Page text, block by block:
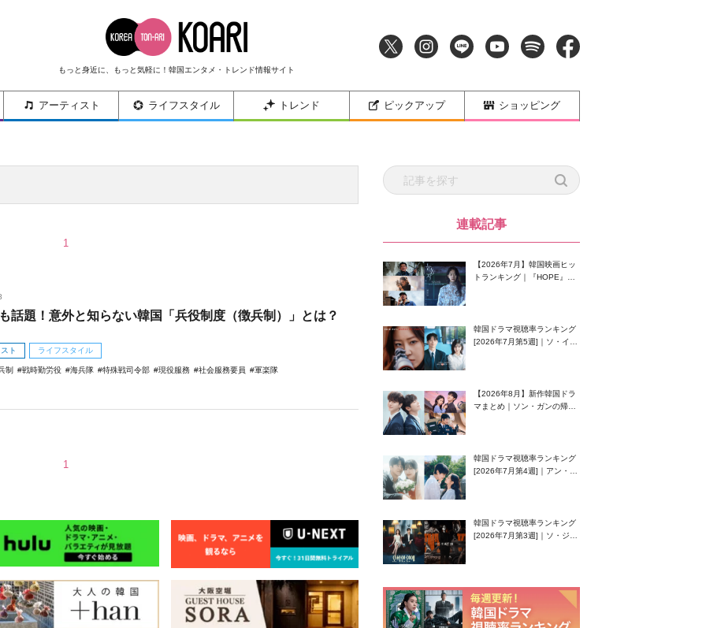
もっと身近に、もっと気軽に！韓国エンタメ・トレンド情報サイト
アーティスト ライフスタイル トレンド ピックアップ ショッピング
1
話題！意外と知らない韓国「兵役制度（徴兵制）」とは？
ト ライフスタイル
制 戦時勤労役 海兵隊 特殊戦司令部 現役服務 社会服務要員 軍楽隊
1
連載記事
【2026年7月】韓国映画ヒッ
トランキング｜『HOPE』が
韓国ドラマ視聴率ランキング
[2026年7月第5週]｜ソ・イン
【2026年8月】新作韓国ドラ
マまとめ｜ソン・ガンの帰
韓国ドラマ視聴率ランキング
[2026年7月第4週]｜アン・ヒ
韓国ドラマ視聴率ランキング
[2026年7月第3週]｜ソ・ジソ